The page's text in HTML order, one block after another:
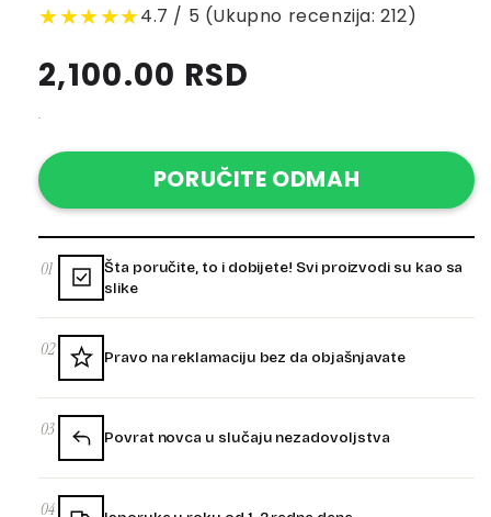
★★★★★4.7 / 5 (Ukupno recenzija: 212)
Regular
price
2,100.00 RSD
.
PORUČITE ODMAH
01
Šta poručite, to i dobijete! Svi proizvodi su kao sa
slike
02 Pravo na reklamaciju bez da objašnjavate
03 Povrat novca u slučaju nezadovoljstva
04